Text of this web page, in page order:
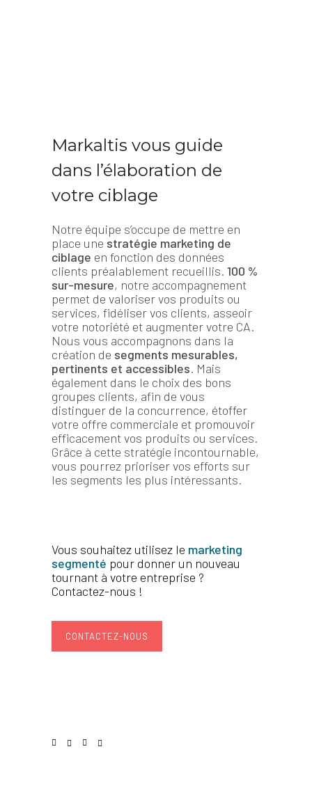
Markaltis vous guide
dans l’élaboration de
votre ciblage
Notre équipe s’occupe de mettre en
place une stratégie marketing de
ciblage en fonction des données
clients préalablement recueillis. 100 %
sur-mesure, notre accompagnement
permet de valoriser vos produits ou
services, fidéliser vos clients, asseoir
votre notoriété et augmenter votre CA.
Nous vous accompagnons dans la
création de segments mesurables,
pertinents et accessibles. Mais
également dans le choix des bons
groupes clients, afin de vous
distinguer de la concurrence, étoffer
votre offre commerciale et promouvoir
efficacement vos produits ou services.
Grâce à cette stratégie incontournable,
vous pourrez prioriser vos efforts sur
les segments les plus intéressants.
Vous souhaitez utilisez le marketing
segmenté pour donner un nouveau
tournant à votre entreprise ?
Contactez-nous !
CONTACTEZ-NOUS